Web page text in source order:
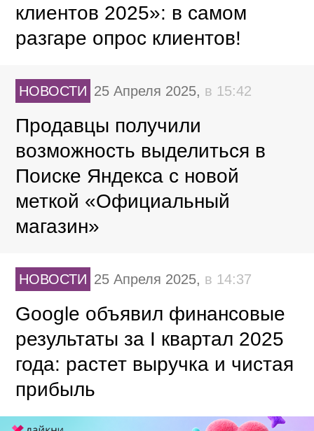
клиентов 2025»: в самом
разгаре опрос клиентов!
НОВОСТИ 25 Апреля 2025, в 15:42
Продавцы получили
возможность выделиться в
Поиске Яндекса с новой
меткой «Официальный
магазин»
НОВОСТИ 25 Апреля 2025, в 14:37
Google объявил финансовые
результаты за I квартал 2025
года: растет выручка и чистая
прибыль